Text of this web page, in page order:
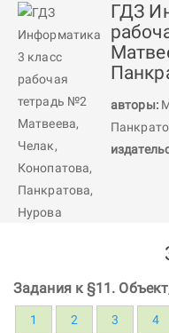
ГДЗ
авторы:
Задания к §11.
1 2 3 4